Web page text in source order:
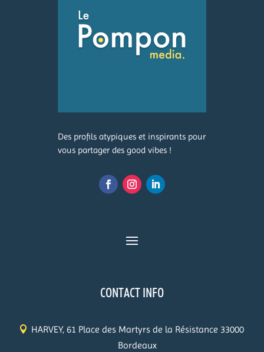
Des profils atypiques et inspirants pour
vous partager des good vibes !
CONTACT INFO
HARVEY, 61 Place des Martyrs de la Résistance 33000
Bordeaux